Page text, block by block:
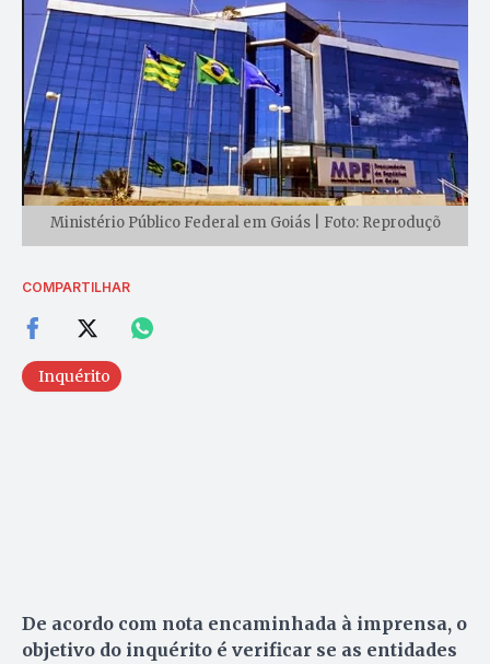
Ministério Público Federal em Goiás | Foto: Reproduçõ
COMPARTILHAR
Inquérito
De acordo com nota encaminhada à imprensa, o
objetivo do inquérito é verificar se as entidades